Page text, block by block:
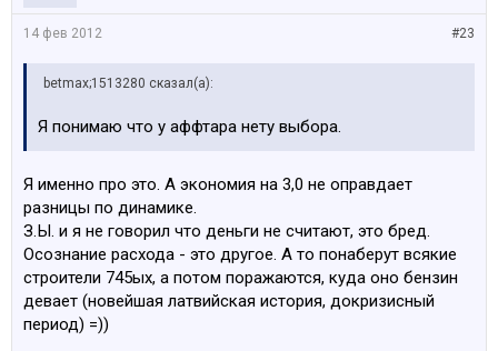
S2VBA REIFEN DRUCK CONTROL Система контроля
давления в шинах (RDC)
Автоматический привод багажной двери
Встр.универсал.дистанционное управление
P330A SPORTPAKET Спортивный пакет
S386A DACHRELING Леер
S3AGA RUECKFAHRKAMERA Видеокамера заднего
S402A PANORAMA GLASDACH Панорамная крыша с
электроприводом
S417A SONNENSCHUTZROLLO HINTERE TUERSCH.
Солнецезащитная штора окна двери Зд
#23
14 фев 2012
betmax;1513280 сказал(а):
Я понимаю что у аффтара нету выбора.
Я именно про это. А экономия на 3,0 не оправдает
разницы по динамике.
З.Ы. и я не говорил что деньги не считают, это бред.
Осознание расхода - это другое. А то понаберут всякие
строители 745ых, а потом поражаются, куда оно бензин
девает (новейшая латвийская история, докризисный
период) =))